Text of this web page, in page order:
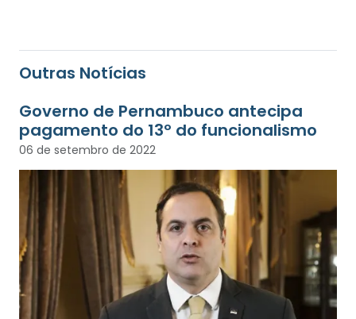
Outras Notícias
Governo de Pernambuco antecipa
pagamento do 13º do funcionalismo
06 de setembro de 2022